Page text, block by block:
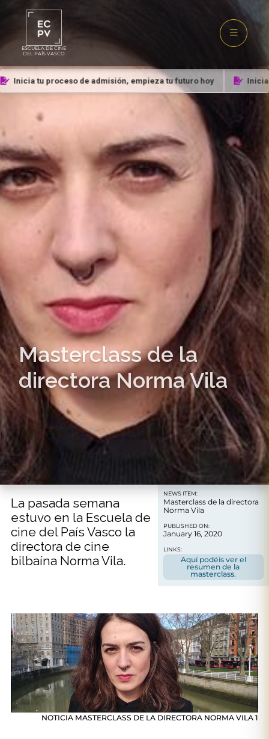
ESCUELA DE CINE
DEL PAÍS VASCO
Inicia tu proceso de admisión, empieza tu futuro hoy Inicia
Masterclass de la
directora Norma Vila
NEWS ITEM:
Masterclass de la directora
Norma Vila
PUBLISHED ON:
January 16, 2020
LINKS:
Aquí podéis ver el
resumen de la
masterclass.
La pasada semana
estuvo en la Escuela de
cine del País Vasco la
directora de cine
bilbaína Norma Vila.
NOTICIA MASTERCLASS DE LA DIRECTORA NORMA VILA 1